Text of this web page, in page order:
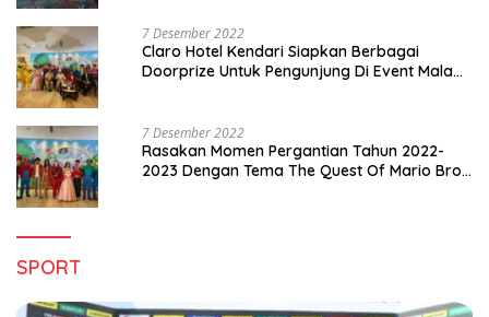
7 Desember 2022
Claro Hotel Kendari Siapkan Berbagai
Doorprize Untuk Pengunjung Di Event Malam
7 Desember 2022
Rasakan Momen Pergantian Tahun 2022-
2023 Dengan Tema The Quest Of Mario Bros
SPORT